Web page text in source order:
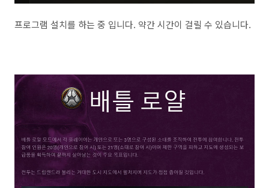
프로그램 설치를 하는 중 입니다. 약간 시간이 걸릴 수 있습니다.